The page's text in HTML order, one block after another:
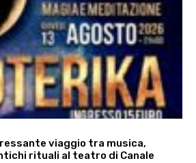
viaggio tra musica,
rituali al teatro di Canale